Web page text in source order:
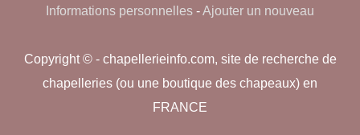
Informations personnelles -Ajouter un nouveau
Copyright © - chapellerieinfo.com, site de recherche de
chapelleries (ou une boutique des chapeaux) en
FRANCE